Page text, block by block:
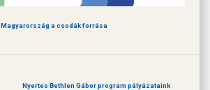
Magyarország a csodák forrása
Nyertes Bethlen Gábor program pályázataink